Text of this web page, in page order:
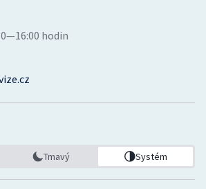
hodin
Tmavý Systém